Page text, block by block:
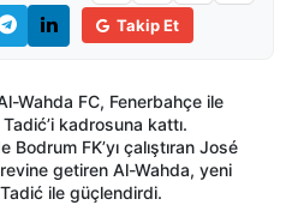
Takip Et
Wahda FC, Fenerbahçe ile
kadrosuna kattı.
FK’yı çalıştıran José
getiren Al-Wahda, yeni
ile güçlendirdi.